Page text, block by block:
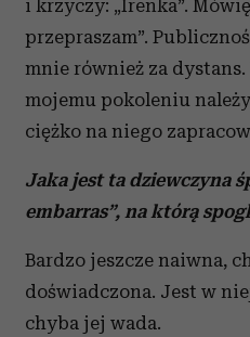
i krzyczy: „Irenka”.
przepraszam”.
mnie również za dystans.
mojemu pokoleniu
ciężko na niego
Jaka jest ta dziewczyna
embarras”, na którą
Bardzo jeszcze naiwna,
doświadczona. Jest w
chyba jej wada.